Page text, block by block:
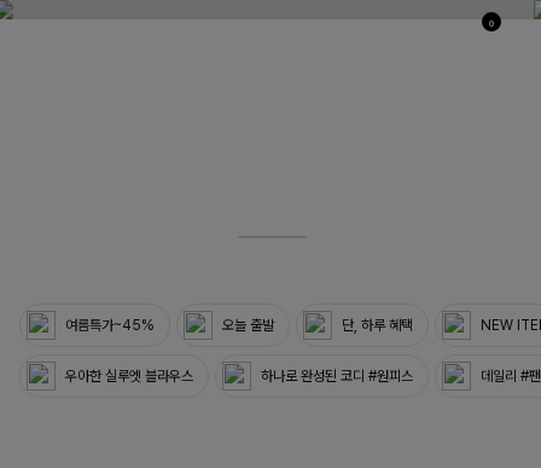
0
여름특가~45% 오늘 출발 단, 하루 혜택 NEW
우아한 실루엣 블라우스 하나로 완성된 코디 #원피스 데일리 #